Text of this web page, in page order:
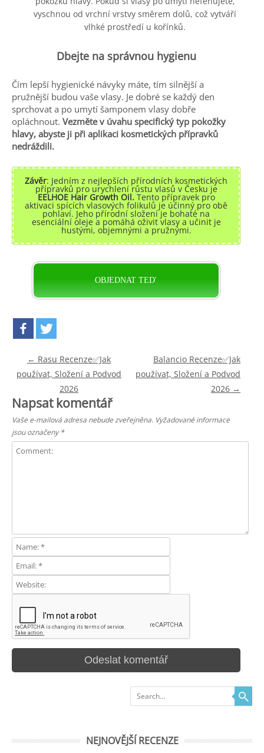
vyschnou od vrchní vrstvy směrem dolů, což vytváří
vlhké prostředí u kořínků.
Dbejte na správnou hygienu
Čím lepší hygienické návyky máte, tím silnější a
pružnější budou vaše vlasy. Je dobré se každý den
sprchovat a po umytí šamponem vlasy dobře
opláchnout. Vezměte v úvahu specifický typ pokožky
hlavy, abyste ji při aplikaci kosmetických přípravků
nedráždili.
Závěr: Jedním z nejlepších přírodních kosmetických
přípravků pro urychlení růstu vlasů v Česku je
EELHOE Hair Growth Oil.Tento přípravek pro
aktivaci spících vlasových folikulů je účinný pro obě
pohlaví. Jeho přírodní složení je bohaté na
esenciální oleje a pomáhá oživit vlasy a učinit je
hustými, objemnými a pružnými.
OBJEDNAT TED'
Post navigation
← Rasu Recenze✅Jak
používat, Složení a Podvod
2026
Balancio Recenze✅Jak
používat, Složení a Podvod
2026 →
Napsat komentář
Vaše e-mailová adresa nebude zveřejněna. Vyžadované informace
jsou označeny*
Search
NEJNOVĚJŠÍ RECENZE